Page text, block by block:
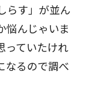
らす」が並ん
悩んじゃいま
っていたけれ
なるので調べ